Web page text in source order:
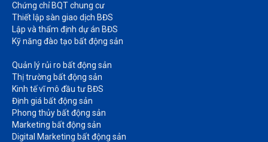
Chứng chỉ BQT chung cư​
Thiết lập sàn giao dịch BĐS​
Lập và thẩm định dự án BĐS​
Kỹ năng đào tạo bất động sản​
Quản lý rủi ro bất động sản​
Thị trường bất động sản​
Kinh tế vĩ mô đầu tư BĐS​
Định giá bất động sản​
Phong thủy bất động sản​
Marketing bất động sản​
Digital Marketing bất động sản​